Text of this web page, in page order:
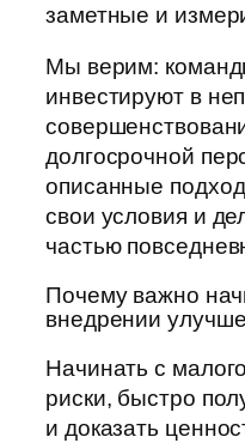
заметные и
Мы верим:
инвестируют в
долгосрочной
описанные
свои условия и
частью
Почему важно
внедрении
Начинать с
риски, быстро
и доказать